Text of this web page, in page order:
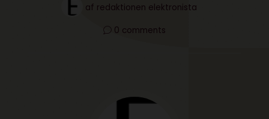
af redaktionen elektronista
0 comments